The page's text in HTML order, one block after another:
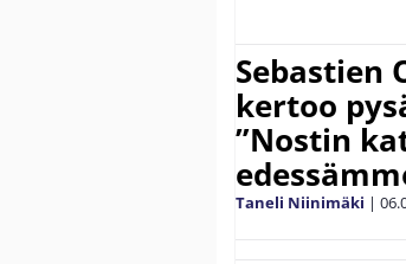
Sebastien
kertoo
”Nostin
Taneli Niinimäki |